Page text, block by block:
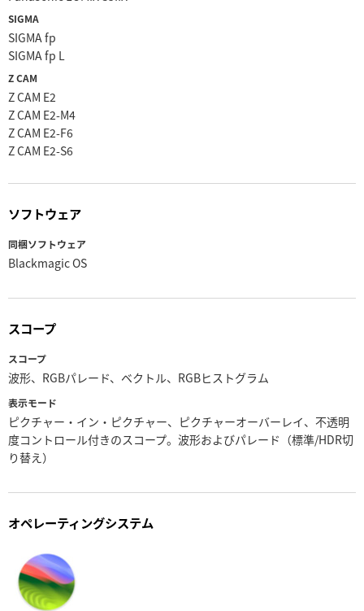
SIGMA
SIGMA fp
SIGMA fp L
Z CAM
Z CAM E2
Z CAM E2-M4
Z CAM E2-F6
Z CAM E2-S6
ソフトウェア
同梱ソフトウェア
Blackmagic OS
スコープ
スコープ
波形、RGBパレード、ベクトル、RGBヒストグラム
表示モード
ピクチャー・イン・ピクチャー、ピクチャーオーバーレイ、不透明
度コントロール付きのスコープ。波形およびパレード（標準/HDR切
り替え）
オペレーティングシステム